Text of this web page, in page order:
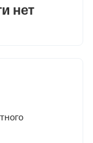
р-н, село
нет